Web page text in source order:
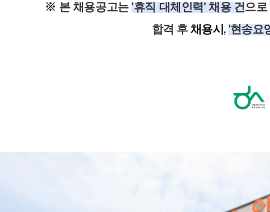
※ 본 채용공고는 '휴직 대체인력' 채용 건으로
합격 후 채용시, '현송요